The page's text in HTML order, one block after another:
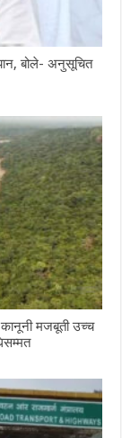
बोले- अनुसूचित
कानूनी मजबूती उच्च